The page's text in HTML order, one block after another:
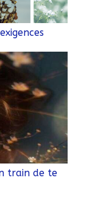
train de te